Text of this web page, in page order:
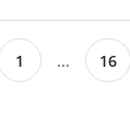
1 ... 16